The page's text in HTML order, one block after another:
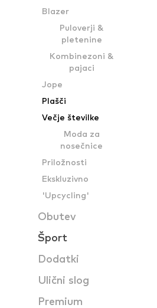
Blazer
Puloverji &
pletenine
Kombinezoni &
pajaci
Jope
Plašči
Večje številke
Moda za
nosečnice
Priložnosti
Ekskluzivno
'Upcycling'
Obutev
Šport
Dodatki
Ulični slog
Premium